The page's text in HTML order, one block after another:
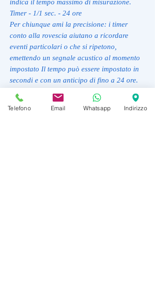
indica il tempo massimo di misurazione.
Timer - 1/1 sec. - 24 ore
Per chiunque ami la precisione: i timer
conto alla rovescia aiutano a ricordare
eventi particolari o che si ripetono,
emettendo un segnale acustico al momento
impostato Il tempo può essere impostato in
secondi e con un anticipo di fino a 24 ore.
Il bracciale è dotato di una fibbia.
Classificazione di impermeabilità (20 bar)
Telefono Email Whatsapp Indirizzo